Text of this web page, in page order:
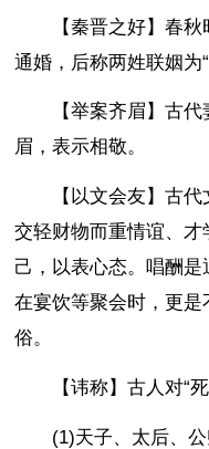
【秦晋之好】春
通婚，后称两姓联姻为“
【举案齐眉】古
眉，表示相敬。
【以文会友】古
交轻财物而重情谊、
己，以表心态。唱酬是
在宴饮等聚会时，更
俗。
【讳称】古人对“
(1)天子、太后、